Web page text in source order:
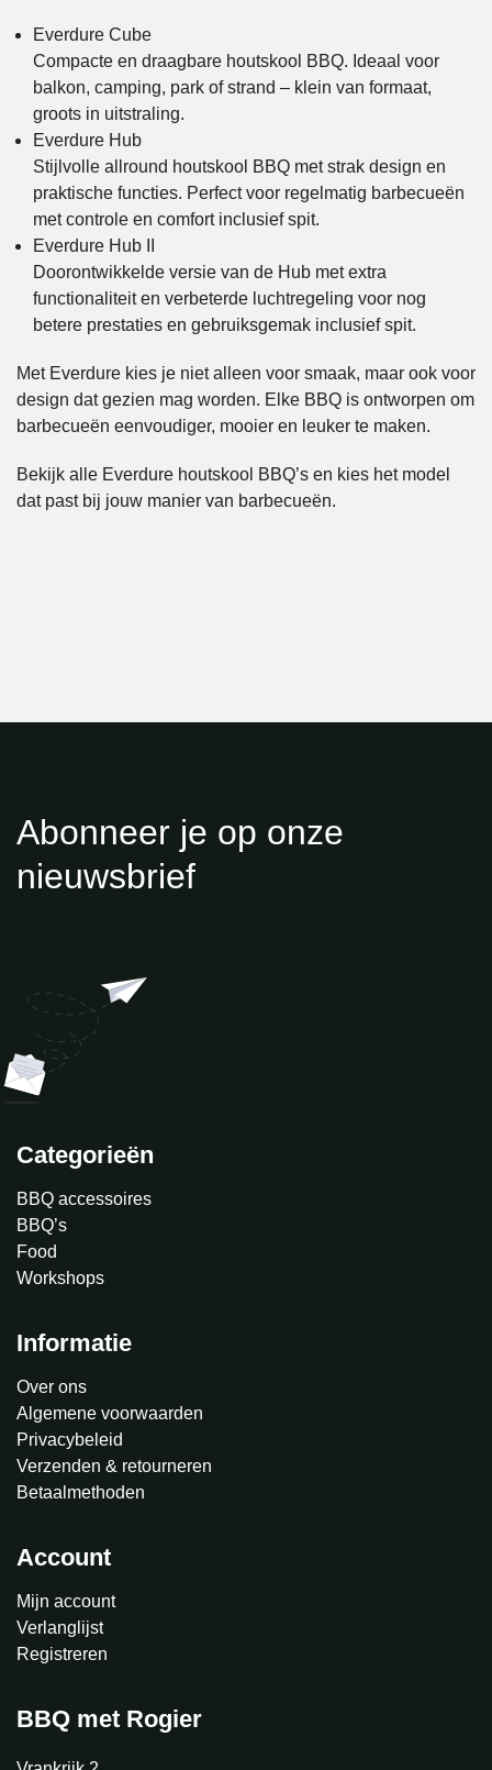
Everdure Cube
Compacte en draagbare houtskool BBQ. Ideaal voor
balkon, camping, park of strand – klein van formaat,
groots in uitstraling.
Everdure Hub
Stijlvolle allround houtskool BBQ met strak design en
praktische functies. Perfect voor regelmatig barbecueën
met controle en comfort inclusief spit.
Everdure Hub II
Doorontwikkelde versie van de Hub met extra
functionaliteit en verbeterde luchtregeling voor nog
betere prestaties en gebruiksgemak inclusief spit.
Met Everdure kies je niet alleen voor smaak, maar ook voor
design dat gezien mag worden. Elke BBQ is ontworpen om
barbecueën eenvoudiger, mooier en leuker te maken.
Bekijk alle Everdure houtskool BBQ’s en kies het model
dat past bij jouw manier van barbecueën.
Abonneer je op onze
nieuwsbrief
Categorieën
BBQ accessoires
BBQ’s
Food
Workshops
Informatie
Over ons
Algemene voorwaarden
Privacybeleid
Verzenden & retourneren
Betaalmethoden
Account
Mijn account
Verlanglijst
Registreren
BBQ met Rogier